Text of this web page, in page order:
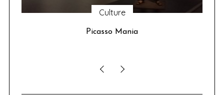
Culture
Picasso Mania